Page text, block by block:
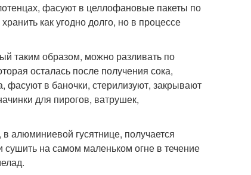
фасуют в целлофановые пакеты по
как угодно долго, но в процессе
таким образом, можно разливать по
осталась после получения сока,
фасуют в баночки, стерилизуют, закрывают
для пирогов, ватрушек,
алюминиевой гусятнице, получается
на самом маленьком огне в течение